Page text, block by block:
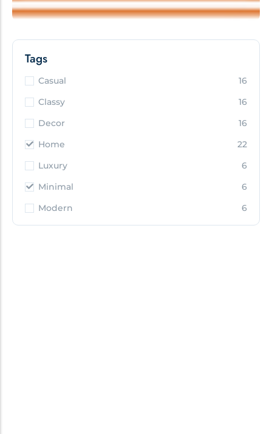
Tags
Casual
16
Classy
16
Decor
16
Home
22
Luxury
6
Minimal
6
Modern
6